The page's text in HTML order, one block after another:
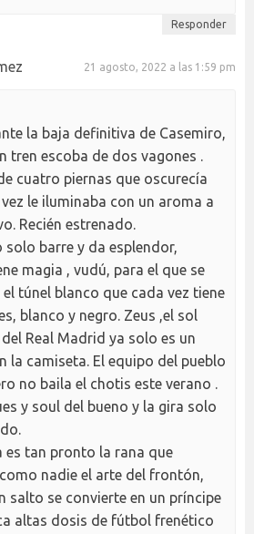
Responder
21 agosto, 2022 a las 1:59 pm
la baja definitiva de Casemiro,
tren escoba de dos vagones .
cuatro piernas que oscurecía
le iluminaba con un aroma a
Recién estrenado.
solo barre y da esplendor,
magia , vudú, para el que se
túnel blanco que cada vez tiene
blanco y negro. Zeus ,el sol
Real Madrid ya solo es un
la camiseta. El equipo del pueblo
no baila el chotis este verano .
y soul del bueno y la gira solo
es tan pronto la rana que
nadie el arte del frontón,
salto se convierte en un príncipe
altas dosis de fútbol frenético